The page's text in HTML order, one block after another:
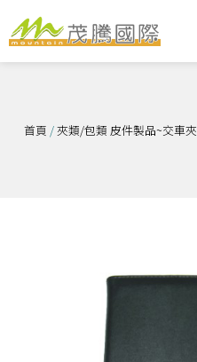
跳
至
主
容
首頁 /夾類/包類 皮件製品~交車夾